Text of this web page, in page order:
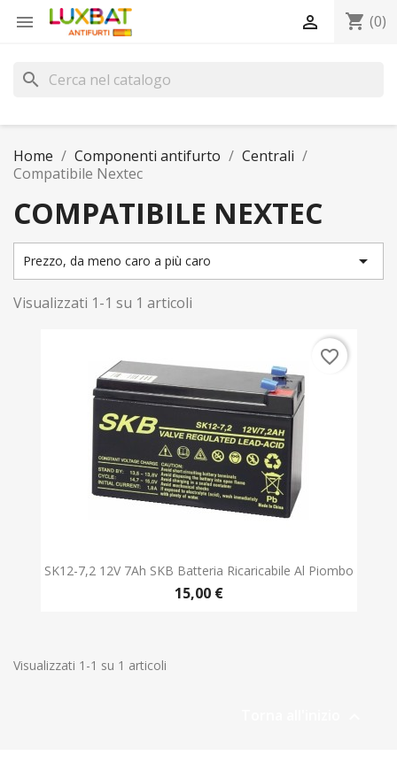
 shopping_cart (0)

search
Home Componenti antifurto
Centrali
Compatibile Nextec
COMPATIBILE NEXTEC
Prezzo, da meno caro a più caro 
Visualizzati 1-1 su 1 articoli
SK12-7,2 12V 7Ah SKB Batteria Ricaricabile Al Piombo
15,00 €
favorite_border
Visualizzati 1-1 su 1 articoli